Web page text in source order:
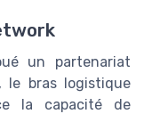
un partenariat
le bras logistique
la capacité de